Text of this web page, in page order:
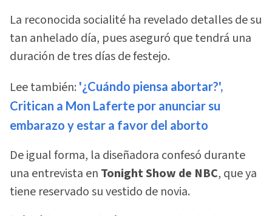
La reconocida socialité ha revelado detalles de su
tan anhelado día, pues aseguró que tendrá una
duración de tres días de festejo.
Lee también: '¿Cuándo piensa abortar?',
Critican a Mon Laferte por anunciar su
embarazo y estar a favor del aborto
De igual forma, la diseñadora confesó durante
una entrevista en Tonight Show de NBC, que ya
tiene reservado su vestido de novia.